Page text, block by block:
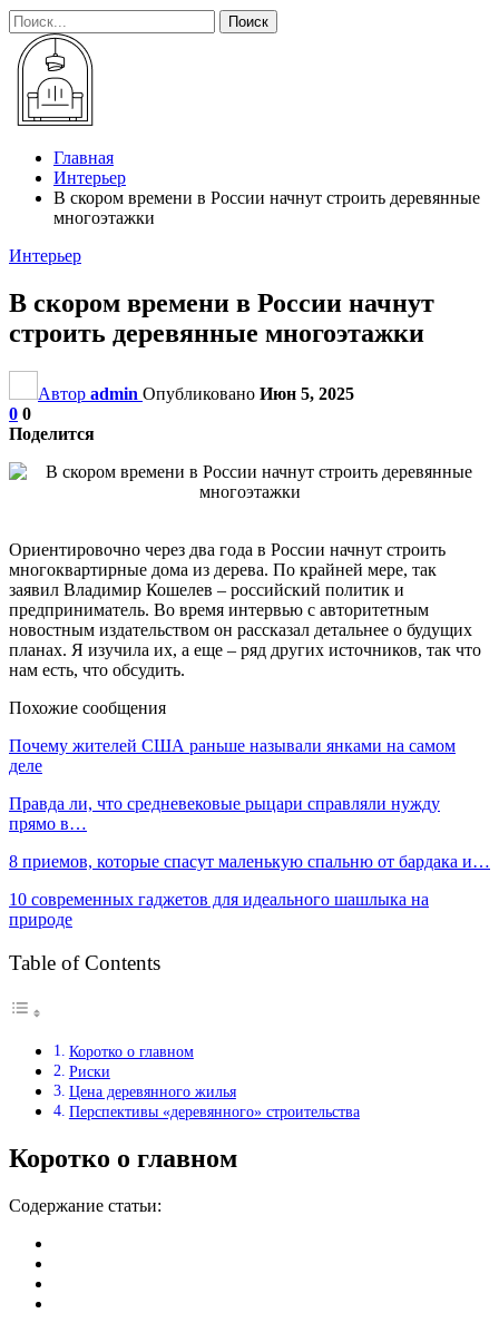
Главная
Интерьер
В скором времени в России начнут строить деревянные
многоэтажки
Интерьер
В скором времени в России начнут
строить деревянные многоэтажки
Автор admin Опубликовано Июн 5, 2025
0 0
Поделится
Ориентировочно через два года в России начнут строить
многоквартирные дома из дерева. По крайней мере, так
заявил Владимир Кошелев – российский политик и
предприниматель. Во время интервью с авторитетным
новостным издательством он рассказал детальнее о будущих
планах. Я изучила их, а еще – ряд других источников, так что
нам есть, что обсудить.
Похожие сообщения
Почему жителей США раньше называли янками на самом
деле
Правда ли, что средневековые рыцари справляли нужду
прямо в…
8 приемов, которые спасут маленькую спальню от бардака и…
10 современных гаджетов для идеального шашлыка на
природе
Table of Contents
Коротко о главном
Риски
Цена деревянного жилья
Перспективы «деревянного» строительства
Коротко о главном
Содержание статьи: